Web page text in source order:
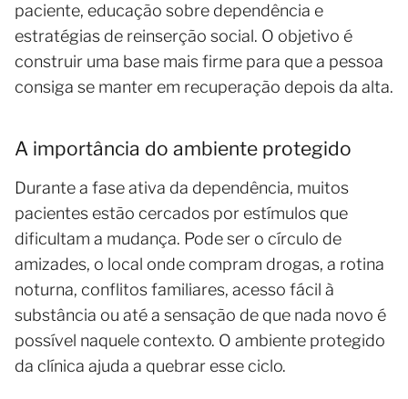
paciente, educação sobre dependência e
estratégias de reinserção social. O objetivo é
construir uma base mais firme para que a pessoa
consiga se manter em recuperação depois da alta.
A importância do ambiente protegido
Durante a fase ativa da dependência, muitos
pacientes estão cercados por estímulos que
dificultam a mudança. Pode ser o círculo de
amizades, o local onde compram drogas, a rotina
noturna, conflitos familiares, acesso fácil à
substância ou até a sensação de que nada novo é
possível naquele contexto. O ambiente protegido
da clínica ajuda a quebrar esse ciclo.